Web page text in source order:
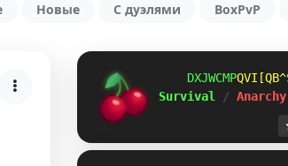
Новые С дуэлями BoxPvP
ZDGW_A^FWWQSSY
Survival
/ Anarchy